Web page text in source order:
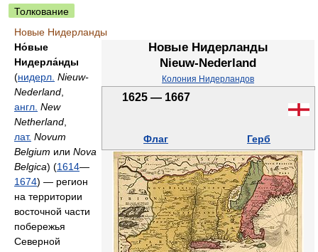
Толкование
Новые Нидерланды
Новые Нидерланды
Nieuw-Nederland
Колония Нидерландов
1625 — 1667
Флаг Герб
Но́вые
Нидерла́нды
(нидерл. Nieuw-
Nederland
англ. New
Netherland
лат. Novum
Belgium или Nova
Belgica) (1614—
1674) — регион
на территории
восточной части
побережья
Северной